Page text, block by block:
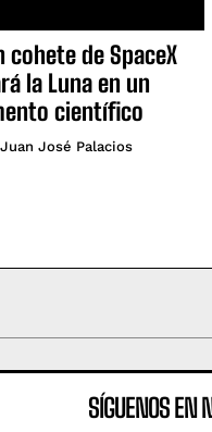
cohete de SpaceX
la Luna en un
científico
Juan José Palacios
SÍGUENOS EN